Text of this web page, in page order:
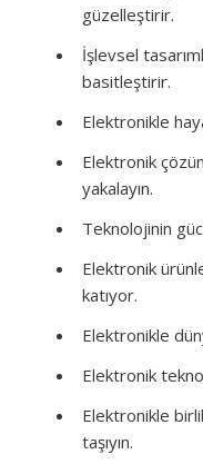
güzelleştirir.
İşlevsel
basitleştirir.
Elektronikle
Elektronik
yakalayın.
Teknolojinin
Elektronik
katıyor.
Elektronikle
Elektronik
Elektronikle
taşıyın.